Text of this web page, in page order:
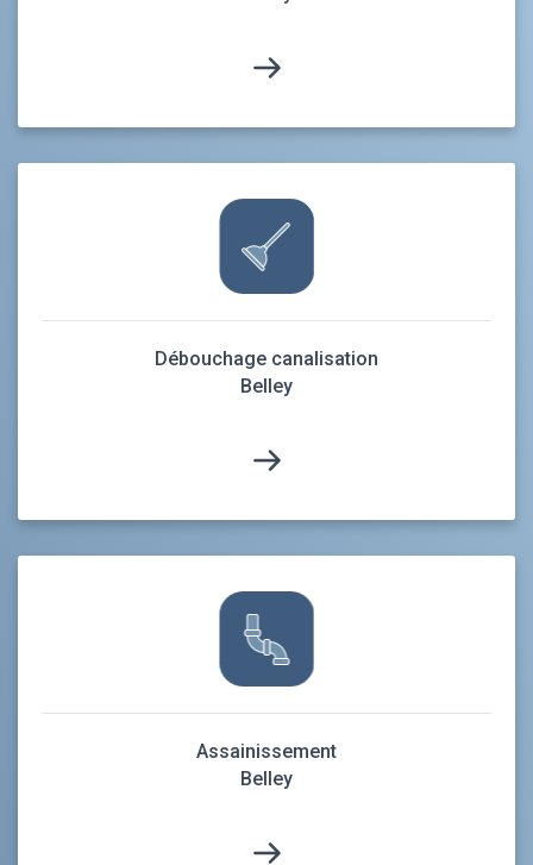
Débouchage canalisation
Belley
Assainissement
Belley